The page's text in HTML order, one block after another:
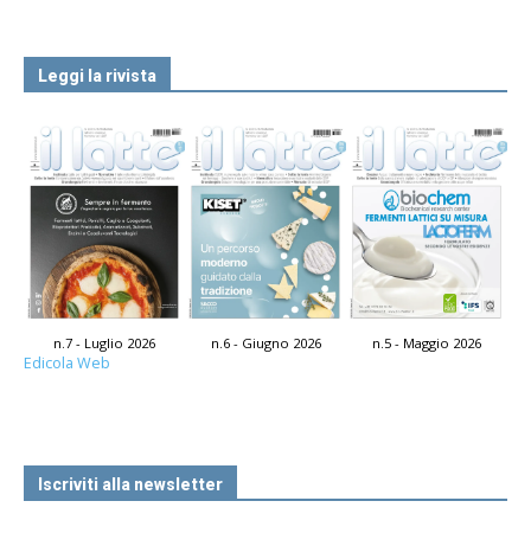
Leggi la rivista
n.7 - Luglio 2026 n.6 - Giugno 2026 n.5 - Maggio 2026
Edicola Web
Iscriviti alla newsletter